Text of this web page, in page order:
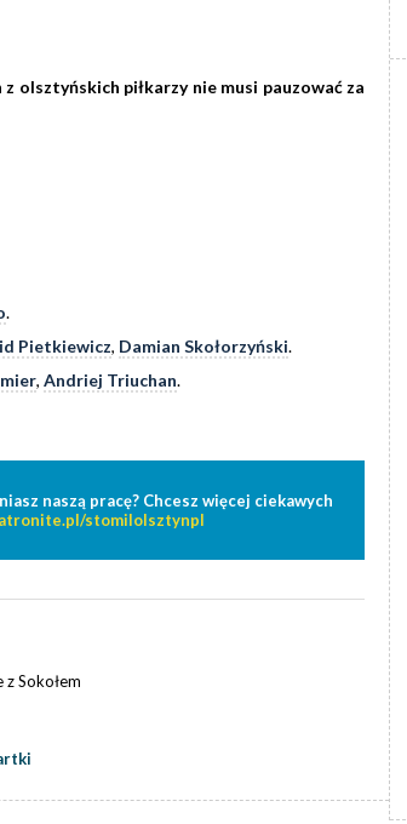
olsztyńskich piłkarzy nie musi pauzować za
.
Pietkiewicz, Damian Skołorzyński.
, Andriej Triuchan.
naszą pracę? Chcesz więcej ciekawych
stomilolsztynpl
Sokołem